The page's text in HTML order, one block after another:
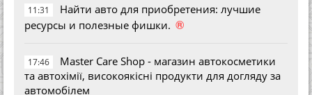
11:31
Найти авто для приобретения: лучшие
ресурсы и полезные фишки. ®
17:46
Master Care Shop - магазин автокосметики
та автохімії, високоякісні продукти для догляду за
автомобілем